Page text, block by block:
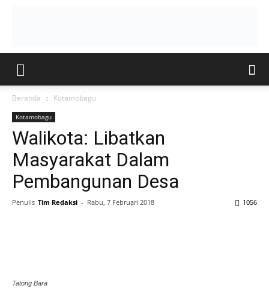
Beranda Kotamobagu
Kotamobagu
Walikota: Libatkan
Masyarakat Dalam
Pembangunan Desa
Penulis Tim Redaksi - Rabu, 7 Februari 2018 1056
Tatong Bara